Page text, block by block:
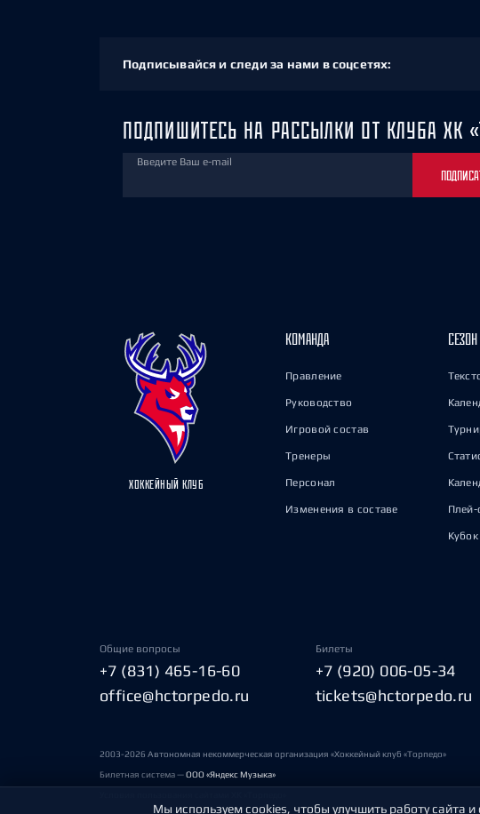
Подписывайся и следи за нами в соцсетях:
ПОДПИШИТЕСЬ НА РАССЫЛКИ ОТ КЛУБА ХК
Введите Ваш e-mail
ХОККЕЙНЫЙ КЛУБ
КОМАНДА
Правление
Руководство
Игровой состав
Тренеры
Персонал
Изменения в составе
СЕЗОН
Общие вопросы
+7 (831) 465-16-60
office@hctorpedo.ru
Билеты
+7 (920) 006-05-34
tickets@hctorpedo.ru
2003-2026 Автономная некоммерческая организация «Хоккейный клуб «Торпедо»
Билетная система —ООО «Яндекс Музыка»
Мы используем cookies, чтобы улучшить работу сайта